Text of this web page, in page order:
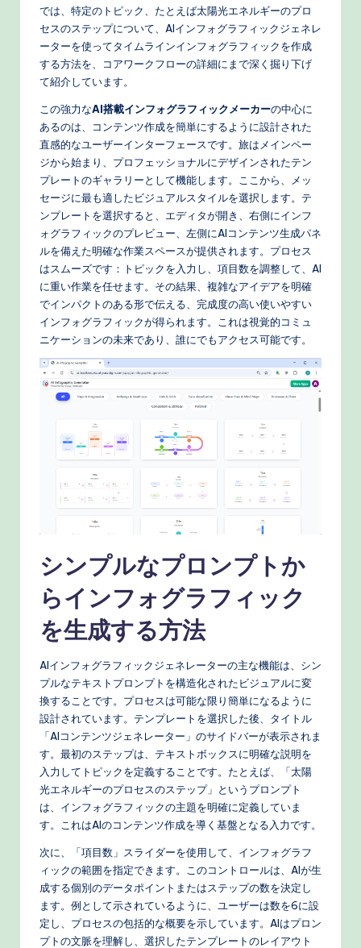
A
fl
w
&
M
o
M
d
では、特定のトピック、たとえば太陽光エネルギーのプロ
セスのステップについて、AIインフォグラフィックジェネレ
ーターを使ってタイムラインインフォグラフィックを作成
する方法を、コアワークフローの詳細にまで深く掘り下げ
て紹介しています。
この強力なAI搭載インフォグラフィックメーカーの中心に
あるのは、コンテンツ作成を簡単にするように設計された
直感的なユーザーインターフェースです。旅はメインペー
ジから始まり、プロフェッショナルにデザインされたテン
プレートのギャラリーとして機能します。ここから、メッ
セージに最も適したビジュアルスタイルを選択します。テ
ンプレートを選択すると、エディタが開き、右側にインフ
ォグラフィックのプレビュー、左側にAIコンテンツ生成パネ
ルを備えた明確な作業スペースが提供されます。プロセス
はスムーズです：トピックを入力し、項目数を調整して、AI
に重い作業を任せます。その結果、複雑なアイデアを明確
でインパクトのある形で伝える、完成度の高い使いやすい
インフォグラフィックが得られます。これは視覚的コミュ
ニケーションの未来であり、誰にでもアクセス可能です。
シンプルなプロンプトか
らインフォグラフィック
を生成する方法
AIインフォグラフィックジェネレーターの主な機能は、シン
プルなテキストプロンプトを構造化されたビジュアルに変
換することです。プロセスは可能な限り簡単になるように
設計されています。テンプレートを選択した後、タイトル
「AIコンテンツジェネレーター」のサイドバーが表示されま
す。最初のステップは、テキストボックスに明確な説明を
入力してトピックを定義することです。たとえば、「太陽
光エネルギーのプロセスのステップ」というプロンプト
は、インフォグラフィックの主題を明確に定義していま
す。これはAIのコンテンツ作成を導く基盤となる入力です。
次に、「項目数」スライダーを使用して、インフォグラフ
ィックの範囲を指定できます。このコントロールは、AIが生
成する個別のデータポイントまたはステップの数を決定し
ます。例として示されているように、ユーザーは数を6に設
定し、プロセスの包括的な概要を示しています。AIはプロン
プトの文脈を理解し、選択したテンプレートのレイアウト